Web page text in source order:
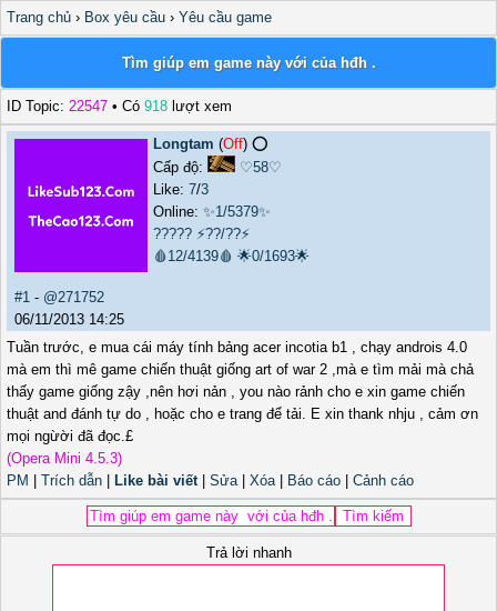
Trang chủ › Box yêu cầu › Yêu cầu game
Tìm giúp em game này với của hđh .
ID Topic: 22547 • Có 918 lượt xem
Longtam (Off) ⭕️
Cấp độ:
♡58♡
Like: 7/3
Online: ✨1/5379✨
????? ⚡??/??⚡
🩸12/4139🩸 🌟0/1693🌟
#1 - @271752
06/11/2013 14:25
Tuần trước, e mua cái máy tính bảng acer incotia b1 , chạy androis 4.0
mà em thì mê game chiến thuật giống art of war 2 ,mà e tìm mải mà chả
thấy game giống zậy ,nên hơi nản , you nào rảnh cho e xin game chiến
thuật and đánh tự do , hoặc cho e trang để tải. E xin thank nhju , cảm ơn
mọi ngừời đã đọc.£
(Opera Mini 4.5.3)
PM
Trích dẫn Like bài viết| Sửa| Xóa| Báo cáo Cảnh cáo
Trả lời nhanh